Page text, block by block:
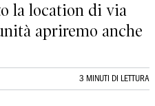
la location di via
apriremo anche
3 MINUTI DI LETTURA